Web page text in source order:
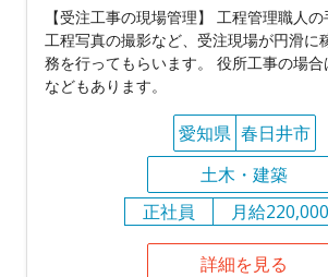
【受注工事の現場管理】 工程管理職人
工程写真の撮影など、受注現場が円滑に
務を行ってもらいます。 役所工事の場
などもあります。
愛知県 春日井市
土木・建築
正社員
月給
詳細を見る